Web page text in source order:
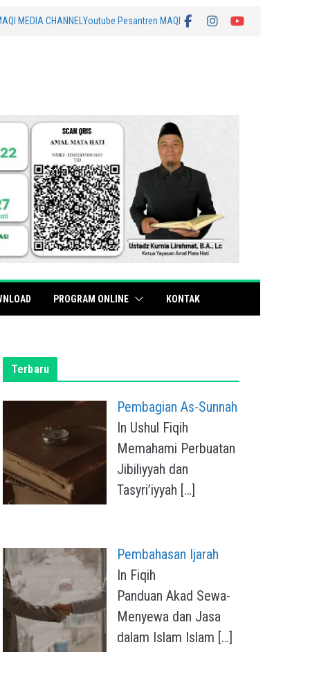
MEDIA CHANNEL Youtube Pesantren MAQI
PROGRAM ONLINE KONTAK
Terbaru
Pembagian As-Sunnah
In Ushul Fiqih
Memahami Perbuatan
Jibiliyyah dan
Tasyri’iyyah […]
Pembahasan Ijarah
In Fiqih
Panduan Akad Sewa-
Menyewa dan Jasa
dalam Islam Islam […]